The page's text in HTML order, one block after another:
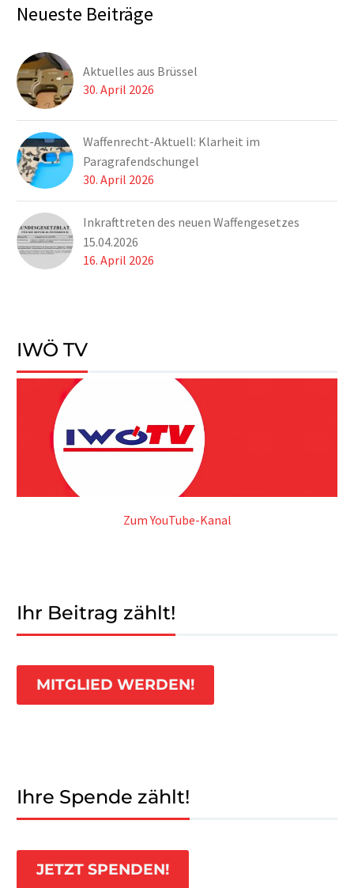
Neueste Beiträge
Aktuelles aus Brüssel
30. April 2026
Waffenrecht-Aktuell: Klarheit im
Paragrafendschungel
30. April 2026
Inkrafttreten des neuen Waffengesetzes
15.04.2026
16. April 2026
IWÖ TV
Zum YouTube-Kanal
Ihr Beitrag zählt!
MITGLIED WERDEN!
Ihre Spende zählt!
JETZT SPENDEN!